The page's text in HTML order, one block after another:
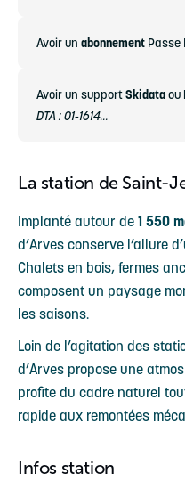
Avoir un abonnement Passe
Avoir un supportSkidataou
DTA : 01-1614...
La station de Saint-
Implanté autour de 1 550
d’Arves conserve l’allure
Chalets en bois, fermes
composent un paysage
les saisons.
Loin de l’agitation des
d’Arves propose une
profite du cadre naturel
rapide aux remontées
Infos station